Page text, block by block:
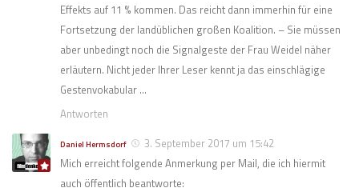
Effekts auf 11 % kommen. Das reicht dann immerhin für eine
Fortsetzung der landüblichen großen Koalition. – Sie müssen
aber unbedingt noch die Signalgeste der Frau Weidel näher
erläutern. Nicht jeder Ihrer Leser kennt ja das einschlägige
Gestenvokabular …
Antworten
Daniel Hermsdorf
3. September 2017 um 15:42
Mich erreicht folgende Anmerkung per Mail, die ich hiermit
auch öffentlich beantworte: